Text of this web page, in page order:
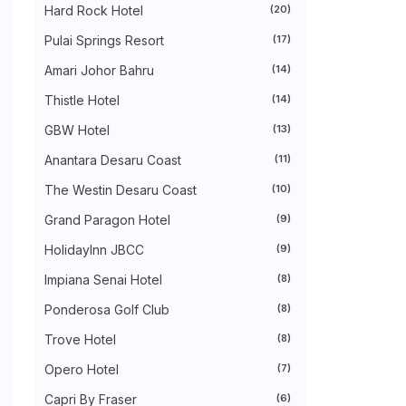
►July 2024(49)
►May 2024(34)
►March 2024(73)
► February 2024
►2023(483)
►November 2023(40)
►September 2023(51)
►August 2023 (41)
July 2023
►June 2023(32)
►April 2023 (29)
►February 2023(42)
►January 2023
►December 2022
Hard Rock Hotel (20)
Pulai Springs Resort (17)
Amari Johor Bahru (14)
Thistle Hotel (14)
GBW Hotel (13)
Anantara Desaru Coast (11)
The Westin Desaru Coast (10)
Grand Paragon Hotel (9)
HolidayInn JBCC (9)
Impiana Senai Hotel (8)
Ponderosa Golf Club (8)
Trove Hotel (8)
Opero Hotel (7)
Capri By Fraser (6)